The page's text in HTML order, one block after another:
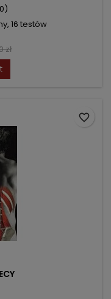
16 testów
zł
favorite_border